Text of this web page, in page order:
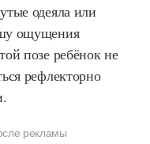
одеяла или
ощущения
позе ребёнок не
рефлекторно
рекламы